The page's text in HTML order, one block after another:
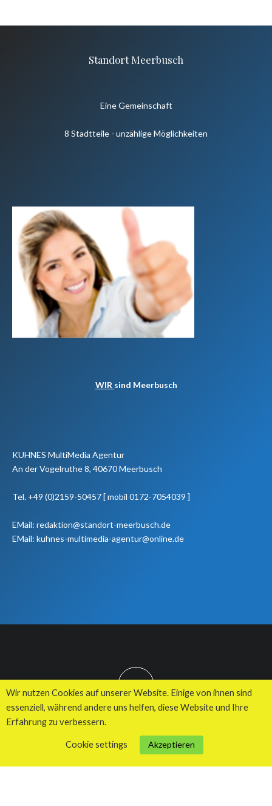
Standort Meerbusch
Eine Gemeinschaft
8 Stadtteile - unzählige Möglichkeiten
WIR sind Meerbusch
KUHNES MultiMedia Agentur
An der Vogelruthe 8, 40670 Meerbusch
Tel. +49 (0)2159-50457 [ mobil 0172-7054039 ]
EMail: redaktion@standort-meerbusch.de
EMail: kuhnes-multimedia-agentur@online.de
TOP
© 2026 Kuhnes MultiMedia Agentur
Wir nutzen Cookies auf unserer Website. Einige von ihnen sind
essenziell, während andere uns helfen, diese Website und Ihre
Erfahrung zu verbessern.
Cookie settings Akzeptieren